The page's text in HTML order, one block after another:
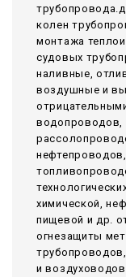
колен
монтажа
судовых
наливные,
воздушные и
водопроводов,
химической,
пищевой и др.
огнезащиты
и